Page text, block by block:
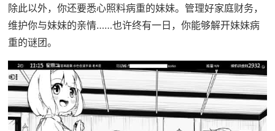
除此以外，你还要悉心照料病重的妹妹。管理好家庭财务，
维护你与妹妹的亲情……也许终有一日，你能够解开妹妹病
重的谜团。